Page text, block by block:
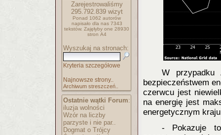
Zarejestrowaliśmy
295.792.839wizyt
Ponad 1062 autorów
napisało dla nas 7343
tekstów. Zajęłyby one 28930
stron A4
Wyszukaj na stronach:
Kryteria szczegółowe
Najnowsze strony..
Archiwum streszczeń..
Ostatnie wątki Forum:
iluzja wolności
Wzór na liczby
parzyste i nie par..
Dogmat o Trójcy
W przypadku
bezpieczeństwem
czerwcu jest
na energię jest
energetycznym
- Pokazuje